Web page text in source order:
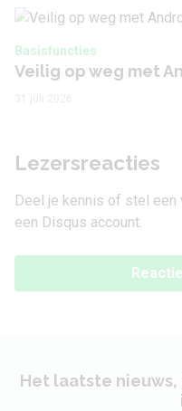
Basisfuncties
Veilig op weg met
Lezersreacties
Deel je kennis of stel een
een Disqus account.
Het laatste nieuws,